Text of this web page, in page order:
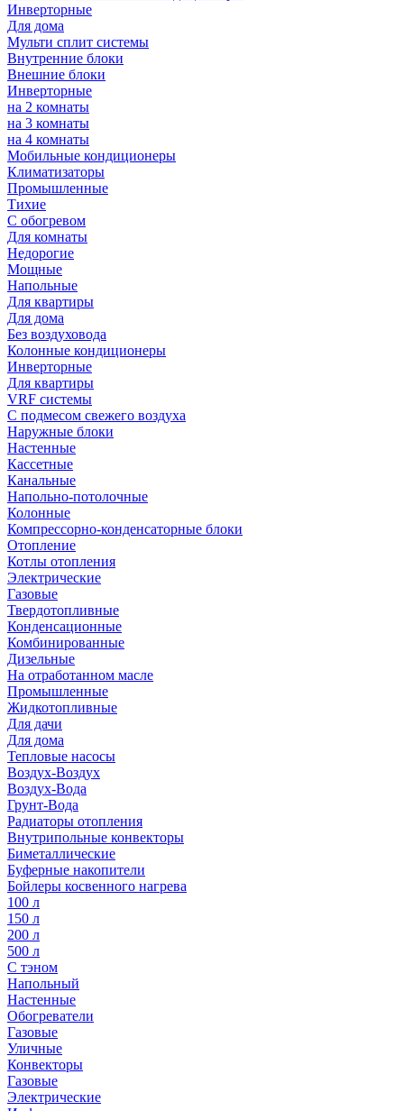
Инверторные
Для дома
Мульти сплит системы
Внутренние блоки
Внешние блоки
Инверторные
на 2 комнаты
на 3 комнаты
на 4 комнаты
Мобильные кондиционеры
Климатизаторы
Промышленные
Тихие
С обогревом
Для комнаты
Недорогие
Мощные
Напольные
Для квартиры
Для дома
Без воздуховода
Колонные кондиционеры
Инверторные
Для квартиры
VRF системы
С подмесом свежего воздуха
Наружные блоки
Настенные
Кассетные
Канальные
Напольно-потолочные
Колонные
Компрессорно-конденсаторные блоки
Отопление
Котлы отопления
Электрические
Газовые
Твердотопливные
Конденсационные
Комбинированные
Дизельные
На отработанном масле
Промышленные
Жидкотопливные
Для дачи
Для дома
Тепловые насосы
Воздух-Воздух
Воздух-Вода
Грунт-Вода
Радиаторы отопления
Внутрипольные конвекторы
Биметаллические
Буферные накопители
Бойлеры косвенного нагрева
100 л
150 л
200 л
500 л
С тэном
Напольный
Настенные
Обогреватели
Газовые
Уличные
Конвекторы
Газовые
Электрические